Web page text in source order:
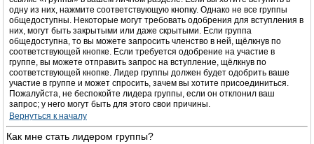
одну из них, нажмите соответствующую кнопку. Однако не все группы
общедоступны. Некоторые могут требовать одобрения для вступления в
них, могут быть закрытыми или даже скрытыми. Если группа
общедоступна, то вы можете запросить членство в ней, щёлкнув по
соответствующей кнопке. Если требуется одобрение на участие в
группе, вы можете отправить запрос на вступление, щёлкнув по
соответствующей кнопке. Лидер группы должен будет одобрить ваше
участие в группе и может спросить, зачем вы хотите присоединиться.
Пожалуйста, не беспокойте лидера группы, если он отклонил ваш
запрос; у него могут быть для этого свои причины.
Вернуться к началу
Как мне стать лидером группы?